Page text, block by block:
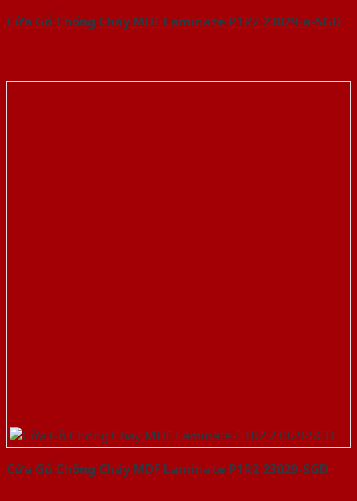
Cửa Gỗ Chống Cháy MDF Laminate P1R2 23029-a-SGD
Cửa Gỗ Chống Cháy MDF Laminate P1R2 23029-SGD